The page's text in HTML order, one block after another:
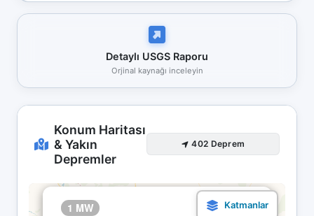
Detaylı USGS Raporu
Orjinal kaynağı inceleyin
Konum Haritası
& Yakın
Depremler
402 Deprem
1 MW 17.04 08:25
×